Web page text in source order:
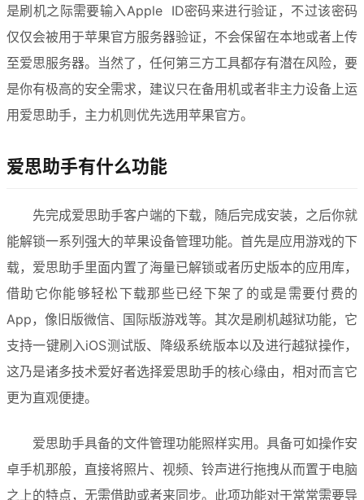
是刷机之际需要输入Apple  ID密码来进行验证，不过该密码
仅仅会被用于苹果官方服务器验证，不会保留在本地或者上传
至爱思服务器。当然了，任何第三方工具都存有潜在风险，要
是你有极高的安全需求，建议只在备用机或者非主力设备上运
用爱思助手，主力机则优先选用苹果官方。
爱思助手有什么功能
先完成爱思助手客户端的下载，随后完成安装，之后你就
能解锁一系列强大的苹果设备管理功能。首先是应用游戏的下
载，爱思助手里面内置了海量已解锁或者历史版本的应用库，
借助它你能够轻松下载那些已经下架了的或是需要付费的
App，像旧版微信、国际版游戏等。其次是刷机越狱功能，它
支持一键刷入iOS测试版、降级系统版本以及进行越狱操作，
这乃是诸多技术爱好者选择爱思助手的核心缘由，相对而言它
更为直观便捷。
爱思助手具备的文件管理功能照样实用。具备可如操作安
卓手机那般，直接将照片、视频、铃声进行拖拽从而置于电脑
之上的特点，无需借助或者来同步。此项功能对于常常需要导